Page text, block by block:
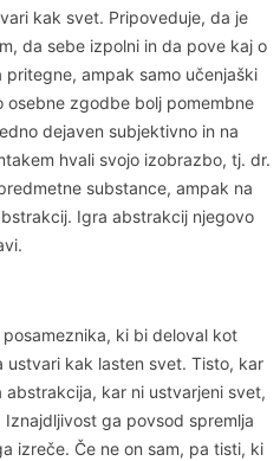
kak svet. Pripoveduje, da je
da sebe izpolni in da pove kaj o
ampak samo učenjaški
zgodbe bolj pomembne
dejaven subjektivno in na
hvali svojo izobrazbo, tj. dr.
substance, ampak na
Igra abstrakcij njegovo
ki bi deloval kot
ustvari kak lasten svet. Tisto, kar
kar ni ustvarjeni svet,
ga povsod spremlja
izreče. Če ne on sam, pa tisti, ki